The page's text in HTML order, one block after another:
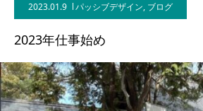
2023.01.9 パッシブデザイン, ブログ
2023年仕事始め
BLOG
CONTACT